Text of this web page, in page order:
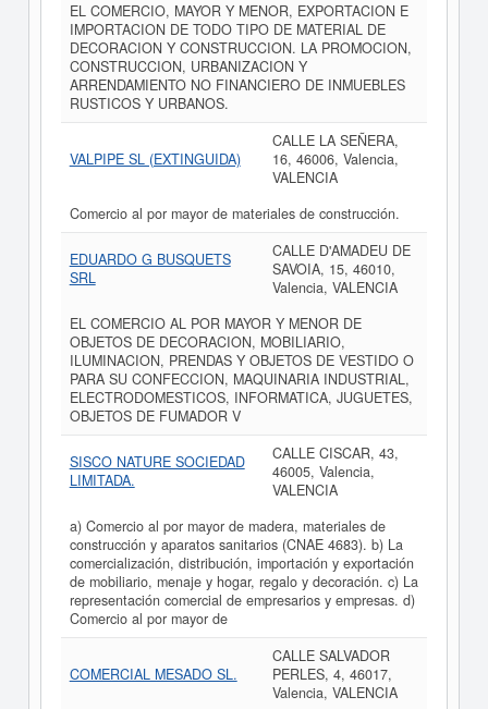
EL COMERCIO, MAYOR Y MENOR, EXPORTACION E
IMPORTACION DE TODO TIPO DE MATERIAL DE
DECORACION Y CONSTRUCCION. LA PROMOCION,
CONSTRUCCION, URBANIZACION Y
ARRENDAMIENTO NO FINANCIERO DE INMUEBLES
RUSTICOS Y URBANOS.
VALPIPE SL (EXTINGUIDA)
CALLE LA SEÑERA,
16, 46006, Valencia,
VALENCIA
Comercio al por mayor de materiales de construcción.
EDUARDO G BUSQUETS
SRL
CALLE D'AMADEU DE
SAVOIA, 15, 46010,
Valencia, VALENCIA
EL COMERCIO AL POR MAYOR Y MENOR DE
OBJETOS DE DECORACION, MOBILIARIO,
ILUMINACION, PRENDAS Y OBJETOS DE VESTIDO O
PARA SU CONFECCION, MAQUINARIA INDUSTRIAL,
ELECTRODOMESTICOS, INFORMATICA, JUGUETES,
OBJETOS DE FUMADOR V
SISCO NATURE SOCIEDAD
LIMITADA.
CALLE CISCAR, 43,
46005, Valencia,
VALENCIA
a) Comercio al por mayor de madera, materiales de
construcción y aparatos sanitarios (CNAE 4683). b) La
comercialización, distribución, importación y exportación
de mobiliario, menaje y hogar, regalo y decoración. c) La
representación comercial de empresarios y empresas. d)
Comercio al por mayor de
COMERCIAL MESADO SL.
CALLE SALVADOR
PERLES, 4, 46017,
Valencia, VALENCIA